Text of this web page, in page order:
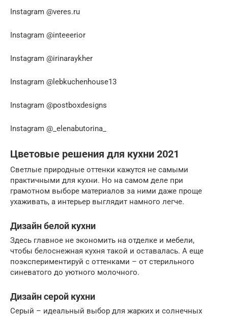
Instagram @veres.ru
Instagram @inteeerior
Instagram @irinaraykher
Instagram @lebkuchenhouse13
Instagram @postboxdesigns
Instagram @_elenabutorina_
Цветовые решения для кухни 2021
Светлые природные оттенки кажутся не самыми
практичными для кухни. Но на самом деле при
грамотном выборе материалов за ними даже проще
ухаживать, а интерьер выглядит намного легче.
Дизайн белой кухни
Здесь главное не экономить на отделке и мебели,
чтобы белоснежная кухня такой и оставалась. А еще
поэкспериментируй с оттенками – от стерильного
синеватого до уютного молочного.
Дизайн серой кухни
Серый – идеальный выбор для жарких и солнечных